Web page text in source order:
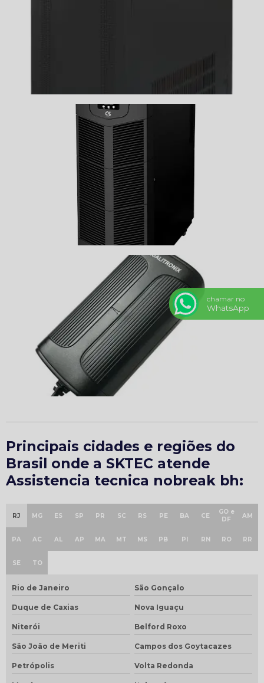
Principais cidades e regiões do
Brasil onde a SKTEC atende
Assistencia tecnica nobreak bh:
RJ MG ES SP PR SC RS PE BA CE
GO e
DF
AM
PA AC AL AP MA MT MS PB PI RN RO RR
SE TO
Rio de Janeiro São Gonçalo
Duque de Caxias Nova Iguaçu
Niterói Belford Roxo
São João de Meriti Campos dos Goytacazes
Petrópolis Volta Redonda
chamar no
WhatsApp